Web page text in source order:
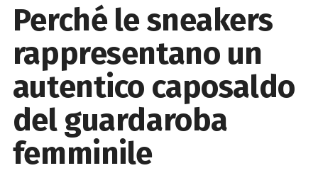
Perché le sneakers
rappresentano un
autentico caposaldo
del guardaroba
femminile